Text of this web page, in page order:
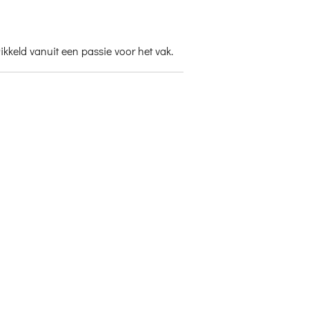
vanuit een passie voor het vak.